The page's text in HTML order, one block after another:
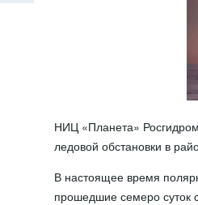
НИЦ «Планета»
ледовой обстановки в
В настоящее время
прошедшие семеро суток